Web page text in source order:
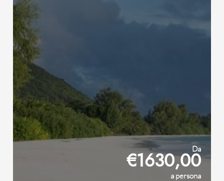
Da
€1630,00
a persona